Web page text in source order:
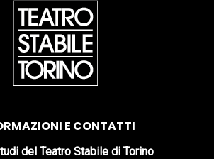
E CONTATTI
del Teatro Stabile di Torino